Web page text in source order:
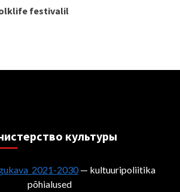
festivalil
культуры
2021-2030— kultuuripoliitika
põhialused